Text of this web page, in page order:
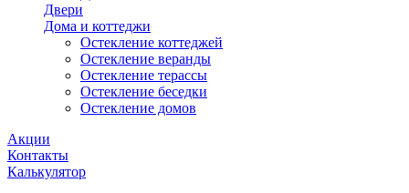
Двери
Дома и коттеджи
Остекление коттеджей
Остекление веранды
Остекление терассы
Остекление беседки
Остекление домов
Акции
Контакты
Калькулятор